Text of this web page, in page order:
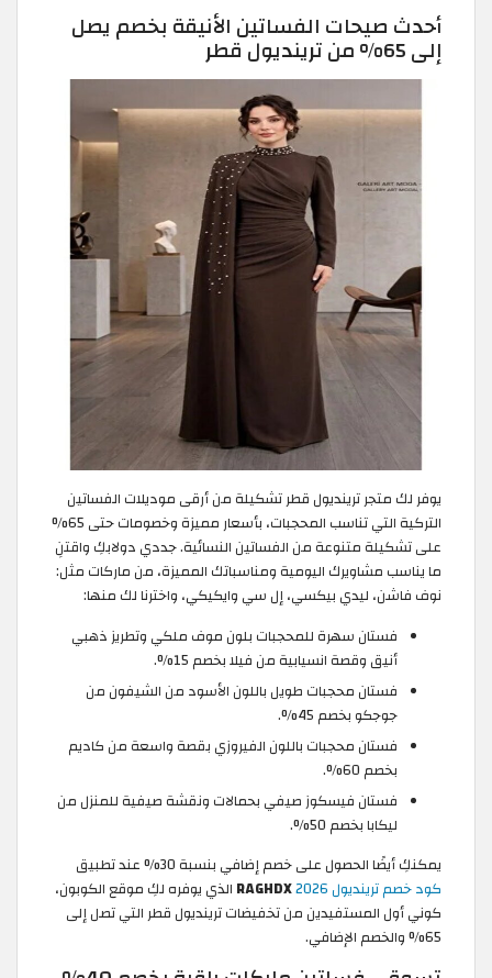
أحدث صيحات الفساتين الأنيقة بخصم يصل
إلى 65% من ترينديول قطر
يوفر لك متجر ترينديول قطر تشكيلة من أرقى موديلات الفساتين
التركية التي تناسب المحجبات، بأسعار مميزة وخصومات حتى 65%
على تشكيلة متنوعة من الفساتين النسائية. جددي دولابكِ واقتنِ
ما يناسب مشاويرك اليومية ومناسباتك المميزة، من ماركات مثل:
نوف فاشن، ليدي بيكسي، إل سي وايكيكي، واخترنا لك منها:
فستان سهرة للمحجبات بلون موف ملكي وتطريز ذهبي
أنيق وقصة انسيابية من فيلا بخصم 15%.
فستان محجبات طويل باللون الأسود من الشيفون من
جوجكو بخصم 45%.
فستان محجبات باللون الفيروزي بقصة واسعة من كاديم
بخصم 60%.
فستان فيسكوز صيفي بحمالات ونقشة صيفية للمنزل من
ليكابا بخصم 50%.
يمكنكِ أيضًا الحصول على خصم إضافي بنسبة 30% عند تطبيق
كود خصم ترينديول 2026
RAGHDX الذي يوفره لكِ موقع الكوبون،
كوني أول المستفيدين من تخفيضات ترينديول قطر التي تصل إلى
65% والخصم الإضافي.